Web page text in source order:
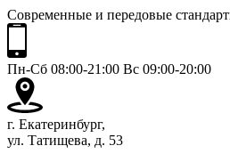
Современные и передовые
Пн-Сб 08:00-21:00 Вс 09:00-20:00
г. Екатеринбург,
ул. Татищева, д. 53